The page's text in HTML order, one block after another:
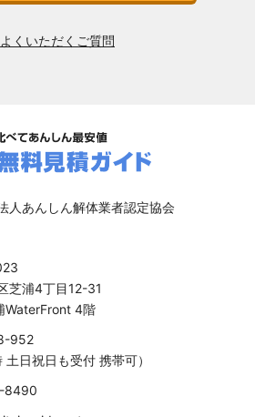
よくいただくご質問
人あんしん解体業者認定協会
芝浦4丁目12-31
WaterFront 4階
952
土日祝日も受付 携帯可）
8490